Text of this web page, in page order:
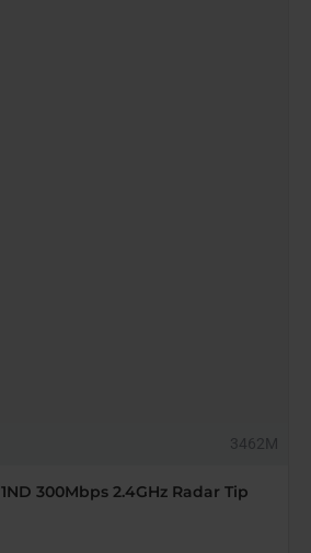
-9%
3462M
300Mbps 2.4GHz Radar Tip